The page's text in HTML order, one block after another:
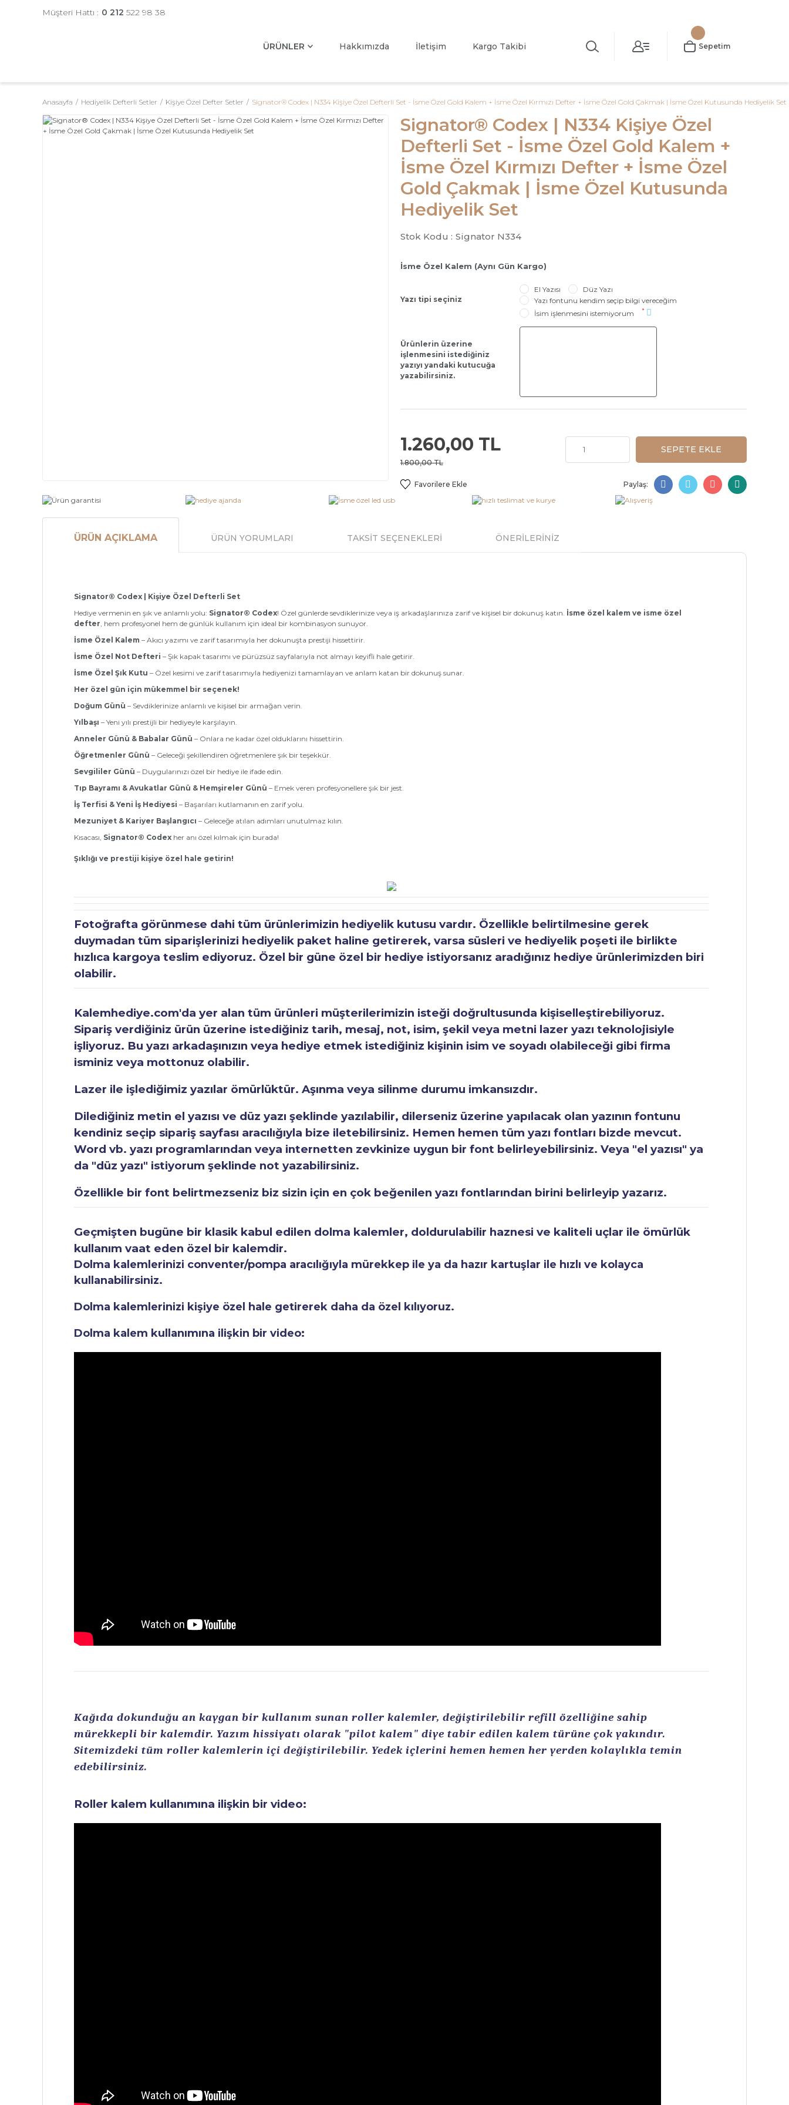
Müşteri Hattı : 0 212 522 98 38
ÜRÜNLER Hakkımızda İletişim Kargo Takibi Sepetim
Anasayfa Hediyelik Defterli Setler Kişiye Özel Defter Setler Signator® Codex | N334 Kişiye Özel Defterli Set - İsme Özel Gold Kalem + İsme Özel Kırmızı Defter + İsme Özel Gold Çakmak | İsme Özel Kutusunda Hediyelik Set
Signator® Codex | N334 Kişiye Özel
Defterli Set - İsme Özel Gold Kalem +
İsme Özel Kırmızı Defter + İsme Özel
Gold Çakmak | İsme Özel Kutusunda
Hediyelik Set
Stok Kodu : Signator N334
İsme Özel Kalem (Aynı Gün Kargo)
Yazı tipi seçiniz
El Yazısı
Düz Yazı
Yazı fontunu kendim seçip bilgi vereceğim
İsim işlenmesini istemiyorum
*
Ürünlerin üzerine
işlenmesini istediğiniz
yazıyı yandaki kutucuğa
yazabilirsiniz.
1.260,00 TL
1.800,00 TL
SEPETE EKLE
Paylaş:
ÜRÜN AÇIKLAMA ÜRÜN YORUMLARI TAKSİT SEÇENEKLERİ ÖNERİLERİNİZ
Signator® Codex | Kişiye Özel Defterli Set
Hediye vermenin en şık ve anlamlı yolu: Signator® Codex! Özel günlerde sevdiklerinize veya iş arkadaşlarınıza zarif ve kişisel bir dokunuş katın. İsme özel kalem ve isme özel
defter, hem profesyonel hem de günlük kullanım için ideal bir kombinasyon sunuyor.
İsme Özel Kalem – Akıcı yazımı ve zarif tasarımıyla her dokunuşta prestiji hissettirir.
İsme Özel Not Defteri – Şık kapak tasarımı ve pürüzsüz sayfalarıyla not almayı keyifli hale getirir.
İsme Özel Şık Kutu – Özel kesimi ve zarif tasarımıyla hediyenizi tamamlayan ve anlam katan bir dokunuş sunar.
Her özel gün için mükemmel bir seçenek!
Doğum Günü – Sevdiklerinize anlamlı ve kişisel bir armağan verin.
Yılbaşı – Yeni yılı prestijli bir hediyeyle karşılayın.
Anneler Günü & Babalar Günü – Onlara ne kadar özel olduklarını hissettirin.
Öğretmenler Günü – Geleceği şekillendiren öğretmenlere şık bir teşekkür.
Sevgililer Günü – Duygularınızı özel bir hediye ile ifade edin.
Tıp Bayramı & Avukatlar Günü & Hemşireler Günü – Emek veren profesyonellere şık bir jest.
İş Terfisi & Yeni İş Hediyesi – Başarıları kutlamanın en zarif yolu.
Mezuniyet & Kariyer Başlangıcı – Geleceğe atılan adımları unutulmaz kılın.
Kısacası, Signator® Codex her anı özel kılmak için burada!
Şıklığı ve prestiji kişiye özel hale getirin!
Fotoğrafta görünmese dahi tüm ürünlerimizin hediyelik kutusu vardır. Özellikle belirtilmesine gerek
duymadan tüm siparişlerinizi hediyelik paket haline getirerek, varsa süsleri ve hediyelik poşeti ile birlikte
hızlıca kargoya teslim ediyoruz. Özel bir güne özel bir hediye istiyorsanız aradığınız hediye ürünlerimizden biri
olabilir.
Kalemhediye.com'da yer alan tüm ürünleri müşterilerimizin isteği doğrultusunda kişiselleştirebiliyoruz.
Sipariş verdiğiniz ürün üzerine istediğiniz tarih, mesaj, not, isim, şekil veya metni lazer yazı teknolojisiyle
işliyoruz. Bu yazı arkadaşınızın veya hediye etmek istediğiniz kişinin isim ve soyadı olabileceği gibi firma
isminiz veya mottonuz olabilir.
Lazer ile işlediğimiz yazılar ömürlüktür. Aşınma veya silinme durumu imkansızdır.
Dilediğiniz metin el yazısı ve düz yazı şeklinde yazılabilir, dilerseniz üzerine yapılacak olan yazının fontunu
kendiniz seçip sipariş sayfası aracılığıyla bize iletebilirsiniz. Hemen hemen tüm yazı fontları bizde mevcut.
Word vb. yazı programlarından veya internetten zevkinize uygun bir font belirleyebilirsiniz. Veya "el yazısı" ya
da "düz yazı" istiyorum şeklinde not yazabilirsiniz.
Özellikle bir font belirtmezseniz biz sizin için en çok beğenilen yazı fontlarından birini belirleyip yazarız.
Geçmişten bugüne bir klasik kabul edilen dolma kalemler, doldurulabilir haznesi ve kaliteli uçlar ile ömürlük
kullanım vaat eden özel bir kalemdir.
Dolma kalemlerinizi conventer/pompa aracılığıyla mürekkep ile ya da hazır kartuşlar ile hızlı ve kolayca
kullanabilirsiniz.
Dolma kalemlerinizi kişiye özel hale getirerek daha da özel kılıyoruz.
Dolma kalem kullanımına ilişkin bir video:
Kağıda dokunduğu an kaygan bir kullanım sunan roller kalemler, değiştirilebilir refill özelliğine sahip
mürekkepli bir kalemdir. Yazım hissiyatı olarak "pilot kalem" diye tabir edilen kalem türüne çok yakındır.
Sitemizdeki tüm roller kalemlerin içi değiştirilebilir. Yedek içlerini hemen hemen her yerden kolaylıkla temin
edebilirsiniz.
Roller kalem kullanımına ilişkin bir video: